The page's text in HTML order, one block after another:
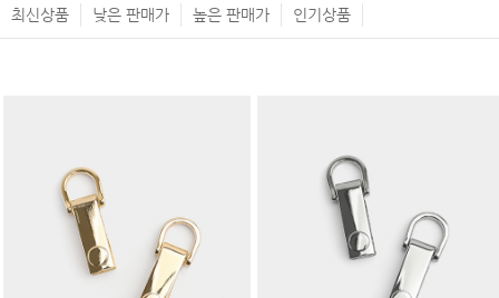
최신상품 낮은 판매가 높은 판매가 인기상품